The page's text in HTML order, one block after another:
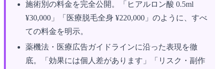
施術別の料金を完全公開。「ヒアルロン酸 0.5ml
¥30,000」「医療脱毛全身 ¥220,000」のように、すべ
ての料金を明示。
薬機法・医療広告ガイドラインに沿った表現を徹
底。「効果には個人差があります」「リスク・副作